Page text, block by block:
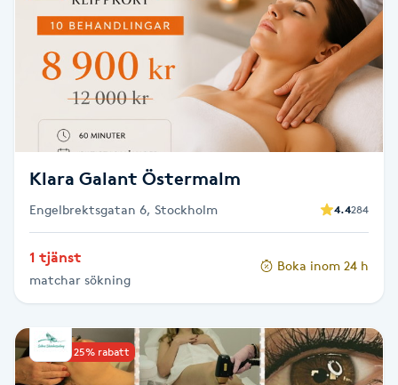
IR-massage
Japansk massage
K18
Kemisk peeling
Keratinbehandling
Kinesiologi
Klara Galant Östermalm
Engelbrektsgatan 6, Stockholm 4.4284
1 tjänst
matchar sökning
Boka inom 24 h
Upp till 25% rabatt